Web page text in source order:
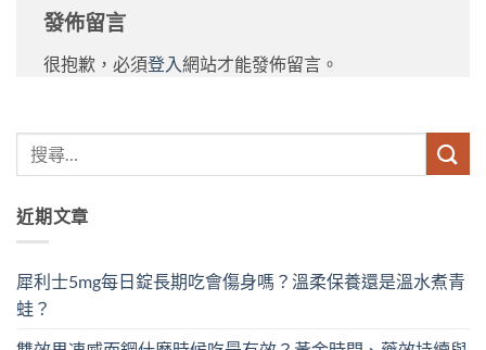
發佈留言
很抱歉，必須登入網站才能發佈留言。
近期文章
犀利士5mg每日錠長期吃會傷身嗎？溫柔保養還是溫水煮青
蛙？